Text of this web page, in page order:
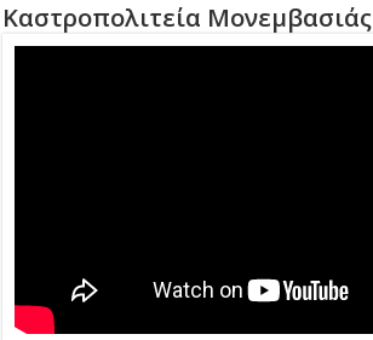
Καστροπολιτεία Μονεμβασιάς